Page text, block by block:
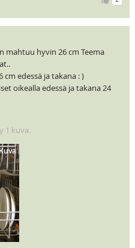
mahtuu hyvin 26 cm Teema
edessä ja takana : )
oikealla edessä ja takana 24
1 kuva.